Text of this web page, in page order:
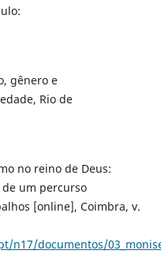
gênero e
Rio de
no reino de Deus:
um percurso
[online], Coimbra, v.
n17/documentos/